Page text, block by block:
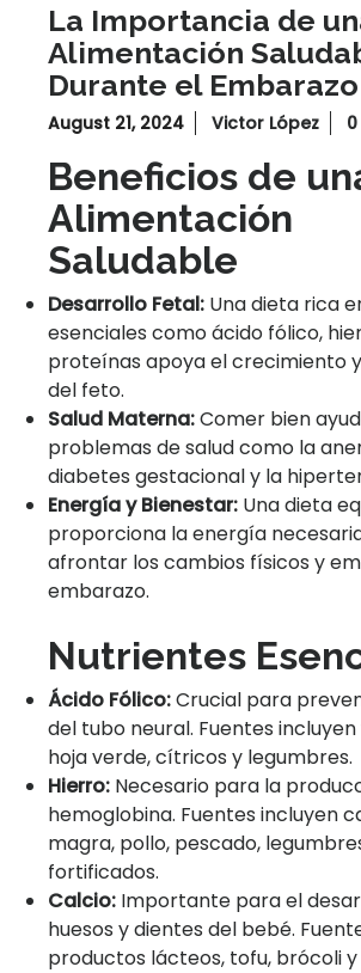
La Importancia de
Alimentación
Durante el Embarazo
August 21, 2024 Victor López
Beneficios de
Alimentación
Saludable
Desarrollo Fetal: Una dieta rica
esenciales como ácido fólico,
proteínas apoya el crecimiento
del feto.
Salud Materna:Comer bien
problemas de salud como la
diabetes gestacional y la
Energía y Bienestar: Una dieta
proporciona la energía
afrontar los cambios físicos y
embarazo.
Nutrientes
Ácido Fólico:Crucial para
del tubo neural. Fuentes
hoja verde, cítricos y legumbres.
Hierro: Necesario para la
hemoglobina. Fuentes incluyen
magra, pollo, pescado,
fortificados.
Calcio: Importante para el
huesos y dientes del bebé.
productos lácteos, tofu, brócoli